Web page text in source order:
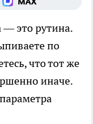
это рутина.
по
что тот же
иначе.